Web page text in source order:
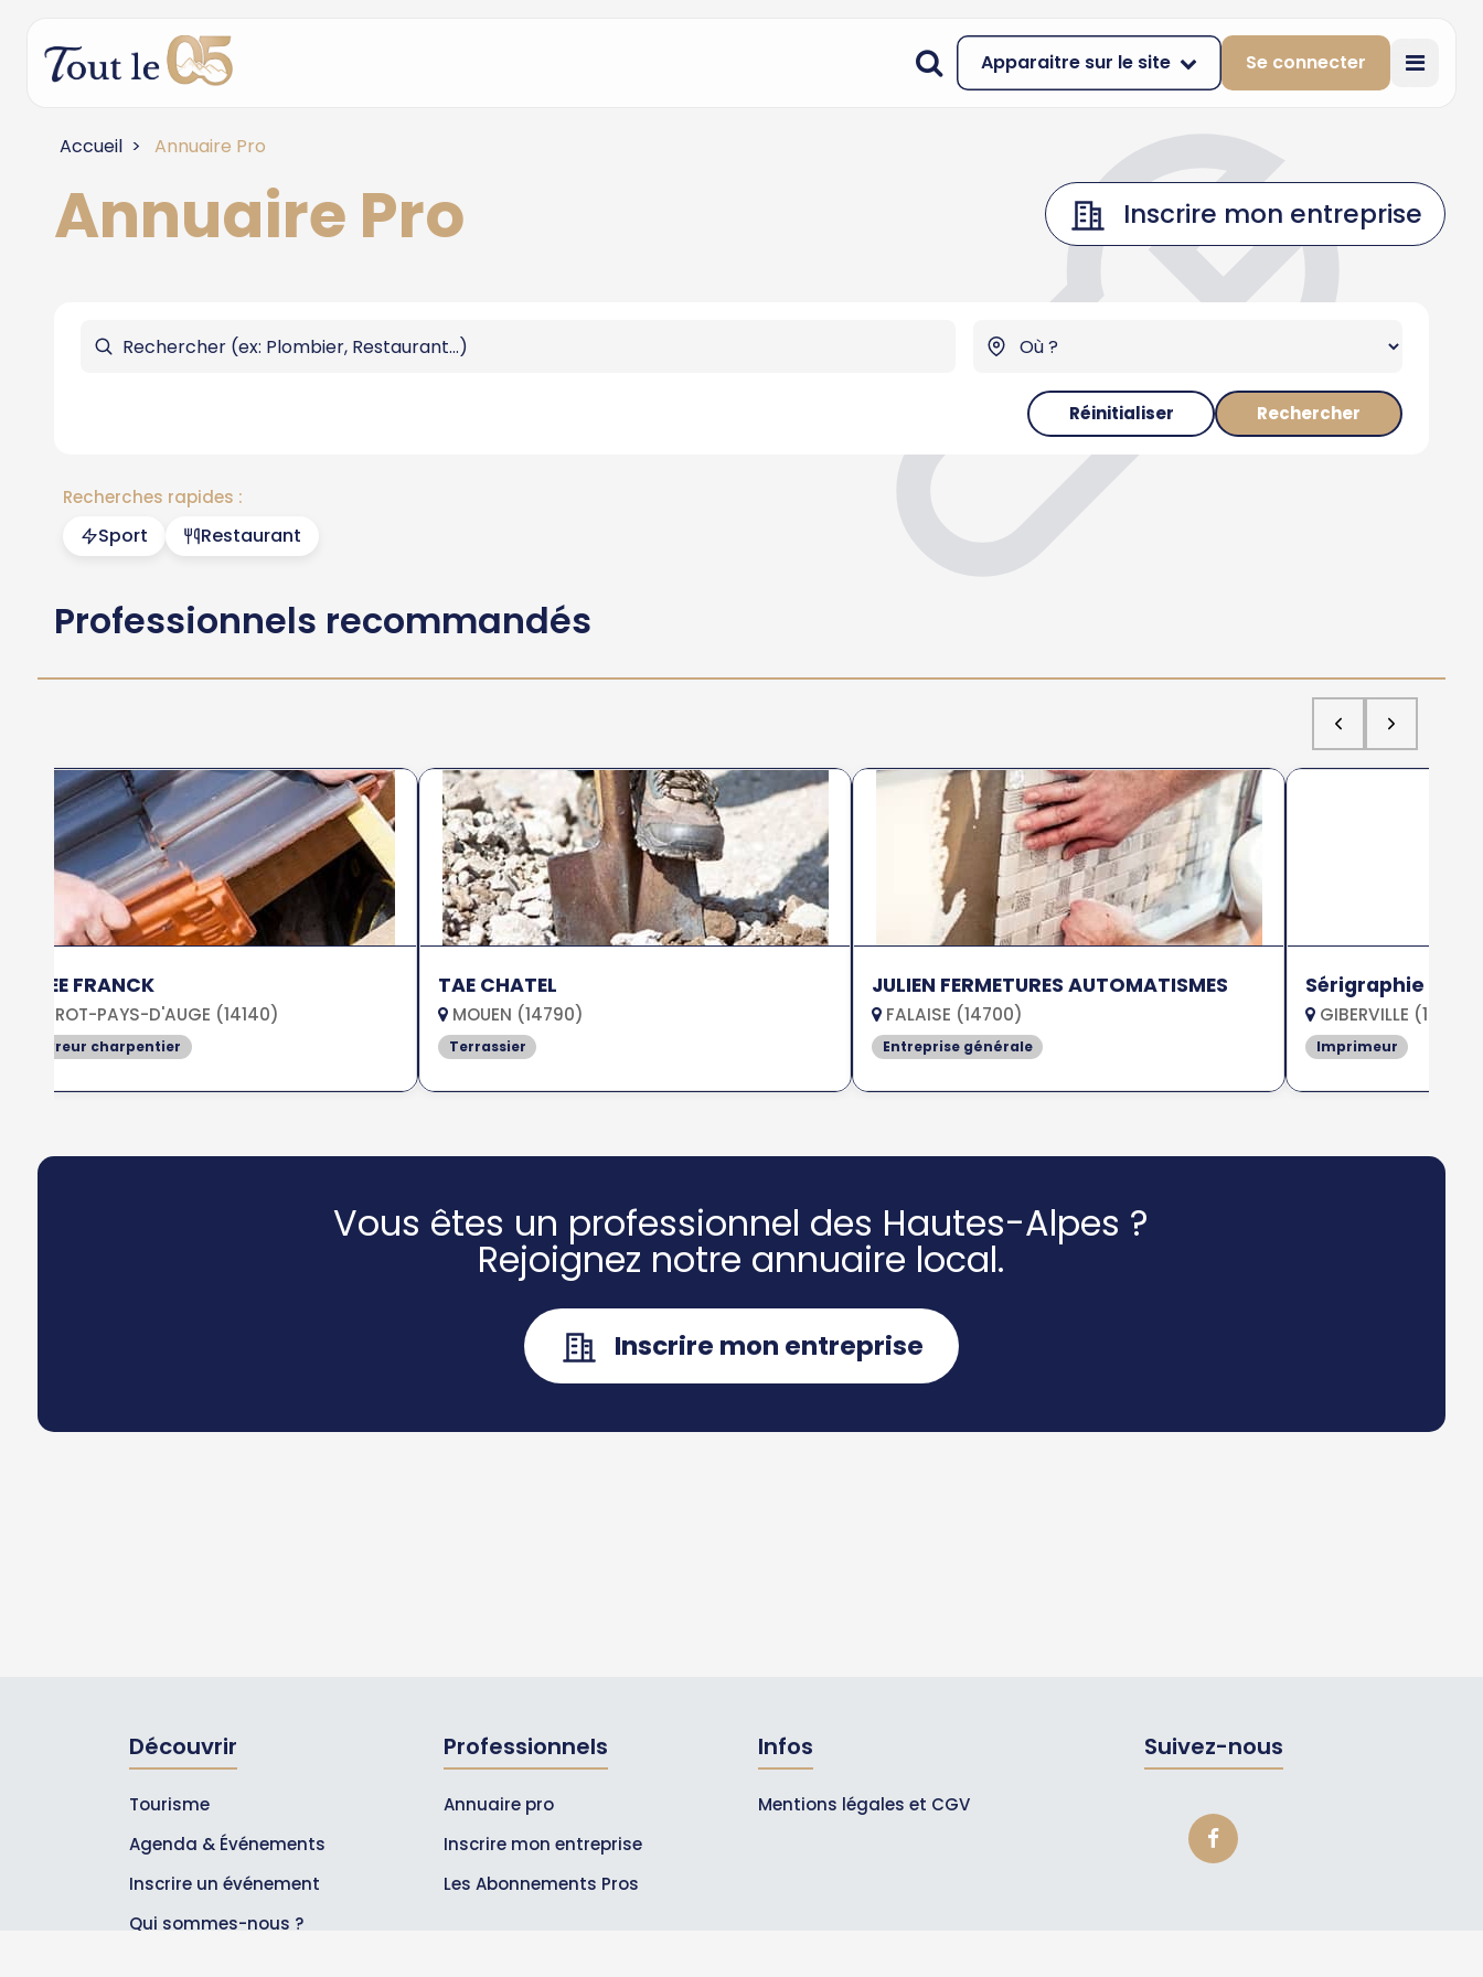
Apparaitre sur le site Se connecter
Accueil Annuaire Pro
Annuaire Pro Inscrire mon entreprise
Recherches rapides :
Sport Restaurant
Réinitialiser Rechercher
Professionnels recommandés
ANGEE FRANCK
LIVAROT-PAYS-D'AUGE (14140)
Couvreur charpentier
TAE CHATEL
MOUEN (14790)
Terrassier
JULIEN FERMETURES AUTOMATISMES
FALAISE (14700)
Entreprise générale
Sérigraphie (La)
GIBERVILLE (14730)
Imprimeur
Vous êtes un professionnel des Hautes-Alpes ?
Rejoignez notre annuaire local.
Inscrire mon entreprise
Découvrir
Tourisme
Agenda & Événements
Inscrire un événement
Qui sommes-nous ?
Professionnels
Annuaire pro
Inscrire mon entreprise
Les Abonnements Pros
Infos
Mentions légales et CGV
Suivez-nous